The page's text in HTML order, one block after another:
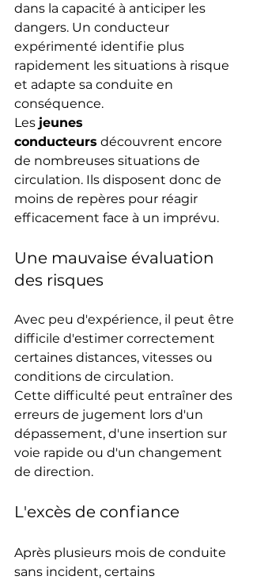
dans la capacité à anticiper les
dangers. Un conducteur
expérimenté identifie plus
rapidement les situations à risque
et adapte sa conduite en
conséquence.
Les jeunes
conducteurs découvrent encore
de nombreuses situations de
circulation. Ils disposent donc de
moins de repères pour réagir
efficacement face à un imprévu.
Une mauvaise évaluation
des risques
Avec peu d'expérience, il peut être
difficile d'estimer correctement
certaines distances, vitesses ou
conditions de circulation.
Cette difficulté peut entraîner des
erreurs de jugement lors d'un
dépassement, d'une insertion sur
voie rapide ou d'un changement
de direction.
L'excès de confiance
Après plusieurs mois de conduite
sans incident, certains